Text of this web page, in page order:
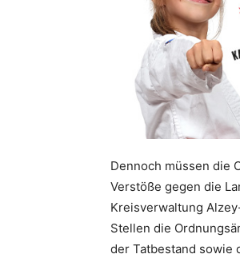
Dennoch müssen die
Verstöße gegen die
Kreisverwaltung
Stellen die
der Tatbestand sowie